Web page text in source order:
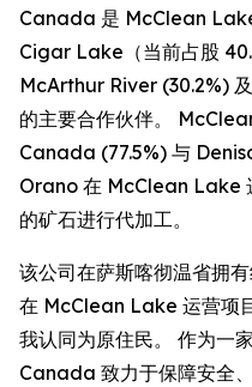
Canada 是 McClean
Cigar Lake（当前占股
McArthur River (30.2%)
的主要合作伙伴。
Canada (77.5%) 与
Orano 在 McClean Lake
的矿石进行代加工。
该公司在萨斯喀彻温省拥
在 McClean Lake 运营项
我认同为原住民。 作为一
Canada 致力于保障安全